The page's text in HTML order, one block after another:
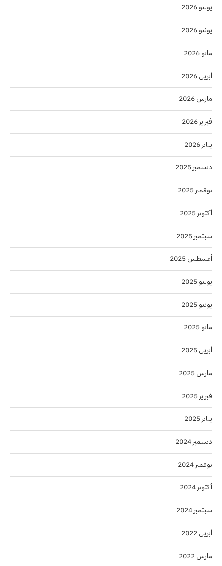
يوليو 2026
يونيو 2026
مايو 2026
أبريل 2026
مارس 2026
فبراير 2026
يناير 2026
ديسمبر 2025
نوفمبر 2025
أكتوبر 2025
سبتمبر 2025
أغسطس 2025
يوليو 2025
يونيو 2025
مايو 2025
أبريل 2025
مارس 2025
فبراير 2025
يناير 2025
ديسمبر 2024
نوفمبر 2024
أكتوبر 2024
سبتمبر 2024
أبريل 2022
مارس 2022